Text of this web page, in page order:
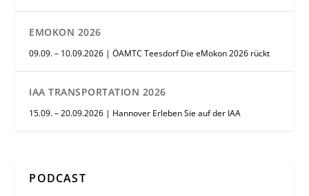
EMOKON 2026
09.09. – 10.09.2026 | ÖAMTC Teesdorf Die eMokon 2026 rückt
IAA TRANSPORTATION 2026
15.09. – 20.09.2026 | Hannover Erleben Sie auf der IAA
PODCAST